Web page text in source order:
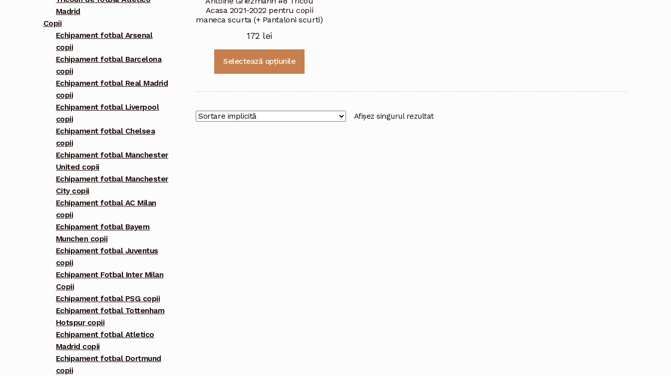
Acasa 2021-2022 pentru copii
maneca scurta (+ Pantaloni scurti)
172 lei
Selectează opțiunile
mai
Afișez singurul rezultat
Madrid
Copii
Echipament fotbal Arsenal
copii
Echipament fotbal Barcelona
copii
Echipament fotbal Real Madrid
copii
Echipament fotbal Liverpool
copii
Echipament fotbal Chelsea
copii
Echipament fotbal Manchester
United copii
Echipament fotbal Manchester
City copii
Echipament fotbal AC Milan
copii
Echipament fotbal Bayern
Munchen copii
Echipament fotbal Juventus
copii
Echipament Fotbal Inter Milan
Copii
Echipament fotbal PSG copii
Echipament fotbal Tottenham
Hotspur copii
Echipament fotbal Atletico
Madrid copii
Echipament fotbal Dortmund
copii